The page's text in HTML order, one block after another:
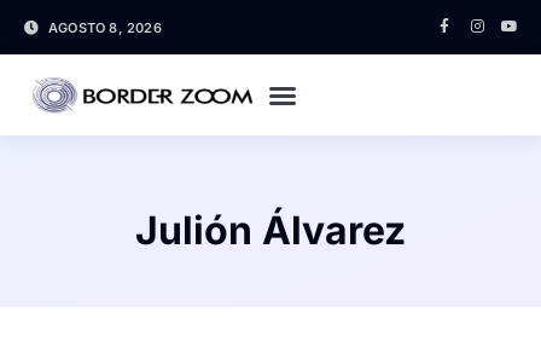
AGOSTO 8, 2026
Julión Álvarez